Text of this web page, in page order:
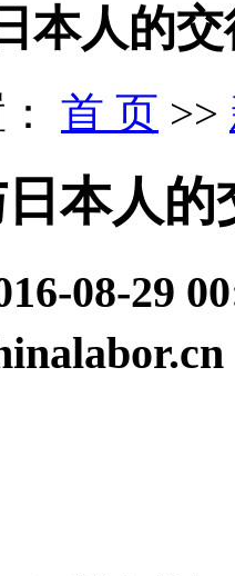
本人的
首 页 >>
本人的
08-29